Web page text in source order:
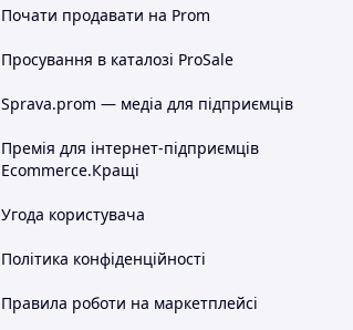
Почати продавати на Prom
Просування в каталозі ProSale
Sprava.prom — медіа для підприємців
Премія для інтернет-підприємців
Ecommerce.Кращі
Угода користувача
Політика конфіденційності
Правила роботи на маркетплейсі